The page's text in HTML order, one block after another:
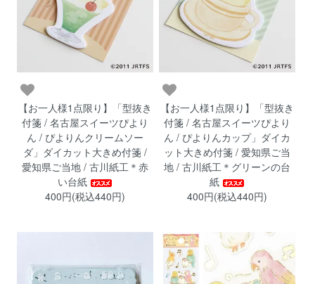
【お一人様1点限り】「型抜き
付箋 / 名古屋スイーツぴより
ん / ぴよりんクリームソー
ダ」ダイカット大きめ付箋 /
愛知県ご当地 / 古川紙工＊赤
い台紙
400円(税込440円)
【お一人様1点限り】「型抜き
付箋 / 名古屋スイーツぴより
ん / ぴよりんカップ」ダイカ
ット大きめ付箋 / 愛知県ご当
地 / 古川紙工＊グリーンの台
紙
400円(税込440円)